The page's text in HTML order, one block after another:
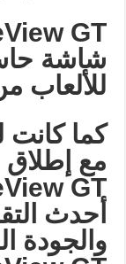
GT:
شاشة
للألعاب
كما كانت
مع
GT
أحدث
والجودة